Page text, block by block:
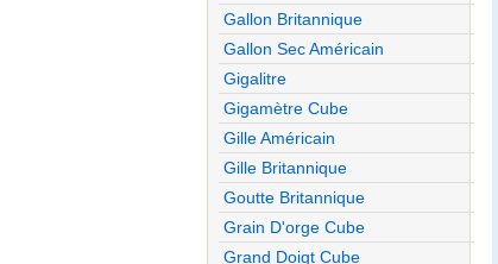
Gallon Britannique
Gallon Sec Américain
Gigalitre
Gigamètre Cube
Gille Américain
Gille Britannique
Goutte Britannique
Grain D'orge Cube
Grand Doigt Cube